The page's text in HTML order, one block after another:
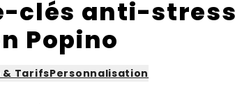
clés anti-stress
Popino
TarifsPersonnalisation